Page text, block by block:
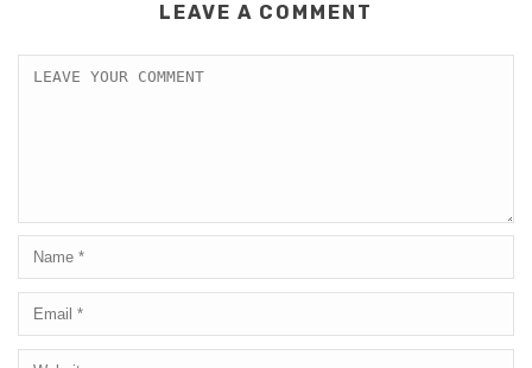
LEAVE A COMMENT